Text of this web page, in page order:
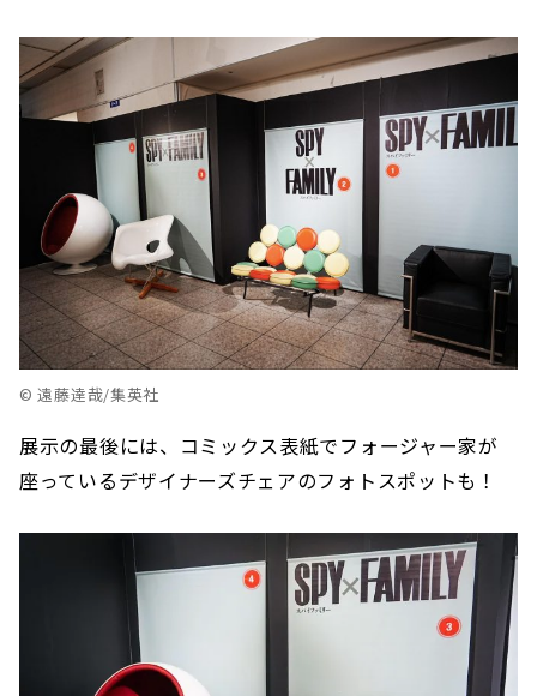
© 遠藤達哉/集英社
展示の最後には、コミックス表紙でフォージャー家が
座っているデザイナーズチェアのフォトスポットも！